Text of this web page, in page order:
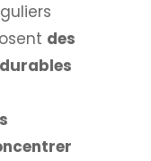
des